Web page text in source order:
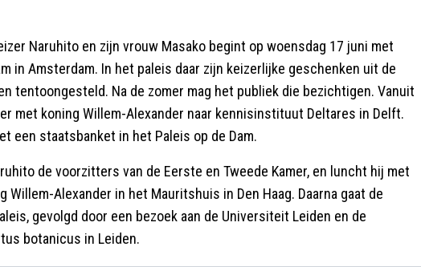
Naruhito en zijn vrouw Masako begint op woensdag 17 juni met
in Amsterdam. In het paleis daar zijn keizerlijke geschenken uit de
tentoongesteld. Na de zomer mag het publiek die bezichtigen. Vanuit
met koning Willem-Alexander naar kennisinstituut Deltares in Delft.
een staatsbanket in het Paleis op de Dam.
de voorzitters van de Eerste en Tweede Kamer, en luncht hij met
Willem-Alexander in het Mauritshuis in Den Haag. Daarna gaat de
gevolgd door een bezoek aan de Universiteit Leiden en de
botanicus in Leiden.